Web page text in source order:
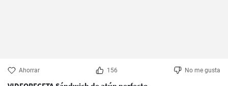
Ahorrar 156 No me gusta